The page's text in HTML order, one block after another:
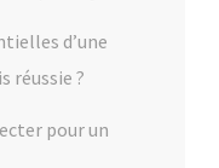
d’une
réussie ?
pour un